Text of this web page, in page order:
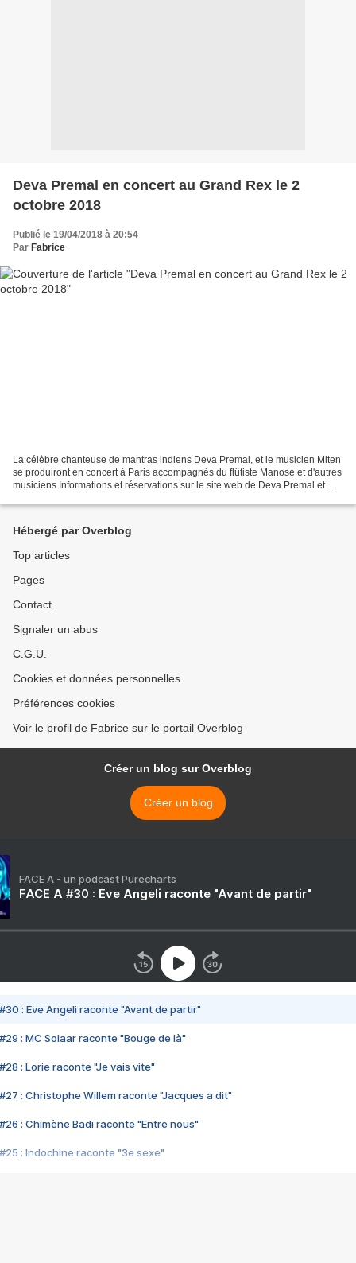
Deva Premal en concert au Grand Rex le 2
octobre 2018
Publié le 19/04/2018 à 20:54
Par Fabrice
La célèbre chanteuse de mantras indiens Deva Premal, et le musicien Miten
se produiront en concert à Paris accompagnés du flûtiste Manose et d'autres
musiciens.Informations et réservations sur le site web de Deva Premal et
Hébergé par Overblog
Top articles
Pages
Contact
Signaler un abus
C.G.U.
Cookies et données personnelles
Préférences cookies
Voir le profil de Fabrice sur le portail Overblog
Créer un blog sur Overblog
Créer un blog
FACE A - un podcast Purecharts
FACE A #30 : Eve Angeli raconte "Avant de partir"
#30 : Eve Angeli raconte "Avant de partir"
#29 : MC Solaar raconte "Bouge de là"
#28 : Lorie raconte "Je vais vite"
#27 : Christophe Willem raconte "Jacques a dit"
#26 : Chimène Badi raconte "Entre nous"
#25 : Indochine raconte "3e sexe"